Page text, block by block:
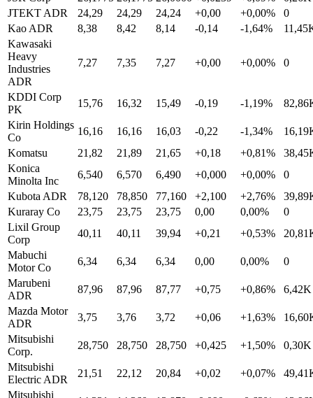
JTEKT ADR
24,29 24,29 24,24 +0,00 +0,00%
0
Kao ADR
8,38 8,42 8,14 -0,14 -1,64%
Kawasaki
Heavy
Industries
ADR
7,27 7,35 7,27 +0,00 +0,00% 0
KDDI Corp
PK
15,76 16,32 15,49 -0,19 -1,19%
Kirin Holdings
Co
16,16 16,16 16,03 -0,22 -1,34%
Komatsu
21,82 21,89 21,65 +0,18 +0,81%
Konica
Minolta Inc
6,540 6,570 6,490 +0,000 +0,00%
0
Kubota ADR
78,120 78,850 77,160 +2,100 +2,76%
Kuraray Co
23,75 23,75 23,75 0,00 0,00%
0
Lixil Group
Corp
40,11 40,11 39,94 +0,21 +0,53%
Mabuchi
Motor Co
6,34 6,34 6,34 0,00 0,00%
0
Marubeni
ADR
87,96 87,96 87,77 +0,75 +0,86%
6,42K
Mazda Motor
ADR
3,75 3,76 3,72 +0,06 +1,63%
Mitsubishi
Corp.
28,750 28,750 28,750 +0,425 +1,50%
0,30K
Mitsubishi
Electric ADR
21,51 22,12 20,84 +0,02 +0,07%
Mitsubishi